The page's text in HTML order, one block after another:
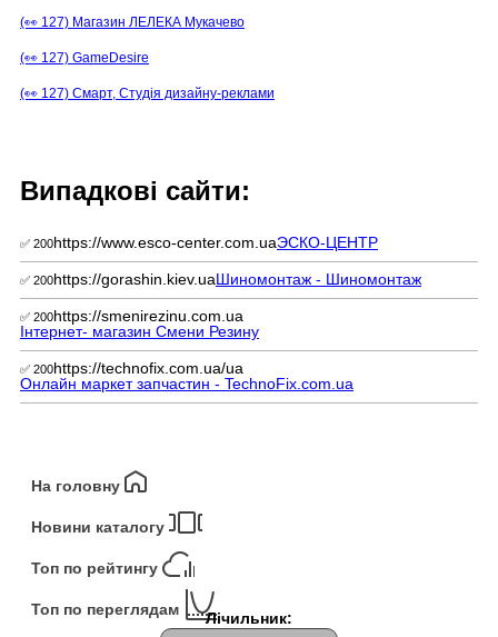
(👀 127) Магазин ЛЕЛЕКА Мукачево
(👀 127) GameDesire
(👀 127) Смарт, Студія дизайну-реклами
Випадкові сайти:
✅ 200https://www.esco-center.com.uaЭСКО-ЦЕНТР
✅ 200https://gorashin.kiev.uaШиномонтаж - Шиномонтаж
✅ 200https://smenirezinu.com.ua
Інтернет- магазин Смени Резину
✅ 200https://technofix.com.ua/ua
Онлайн маркет запчастин - TechnoFix.com.ua
На головну
Новини каталогу
Топ по рейтингу
Топ по переглядам